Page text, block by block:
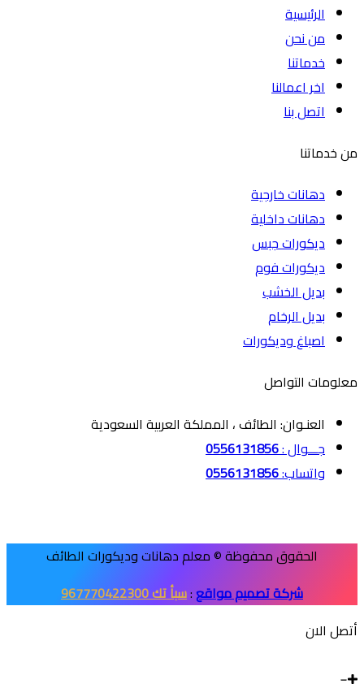
الرئيسية
من نحن
خدماتنا
اخر اعمالنا
اتصل بنا
من خدماتنا
دهانات خارجية
دهانات داخلية
ديكورات جبس
ديكورات فوم
بديل الخشب
بديل الرخام
اصباغ وديكورات
معلومات التواصل
العنـوان: الطائف ، المملكة العربية السعودية
جـــوال :0556131856
واتساب:0556131856
الحقوق محفوظة © معلم دهانات وديكورات الطائف
شركة تصميم مواقع:سبأ تك 967770422300
أتصل الان